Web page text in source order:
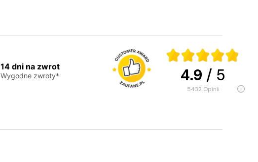
14 dni na zwrot
Wygodne zwroty* 4.9 / 5
5432 opinii